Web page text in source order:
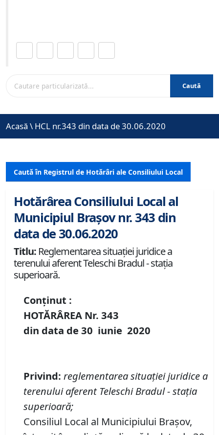
Caută
Acasă \ HCL nr.343 din data de 30.06.2020
Caută în Registrul de Hotărâri ale Consiliului Local
Hotărârea Consiliului Local al
Municipiul Brașov nr. 343 din
data de 30.06.2020
Titlu: Reglementarea situației juridice a
terenului aferent Teleschi Bradul - stația
superioară.
Conținut :
HOTĂRÂREA Nr. 343
din data de 30 iunie 2020
Privind: reglementarea situației juridice a
terenului aferent Teleschi Bradul - stația
superioară;
Consiliul Local al Municipiului Brașov,